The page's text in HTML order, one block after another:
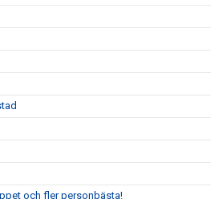
och fler personbästa!